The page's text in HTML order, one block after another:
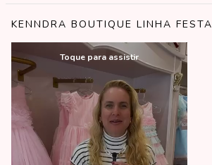
KENNDRA BOUTIQUE LINHA FESTA